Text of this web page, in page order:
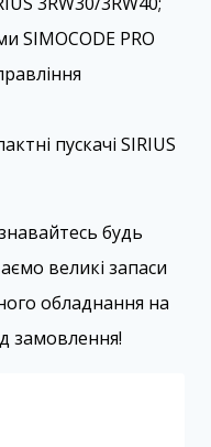
SIMOCODE PRO
пускачі SIRIUS
будь
великі запаси
обладнання на
замовлення!